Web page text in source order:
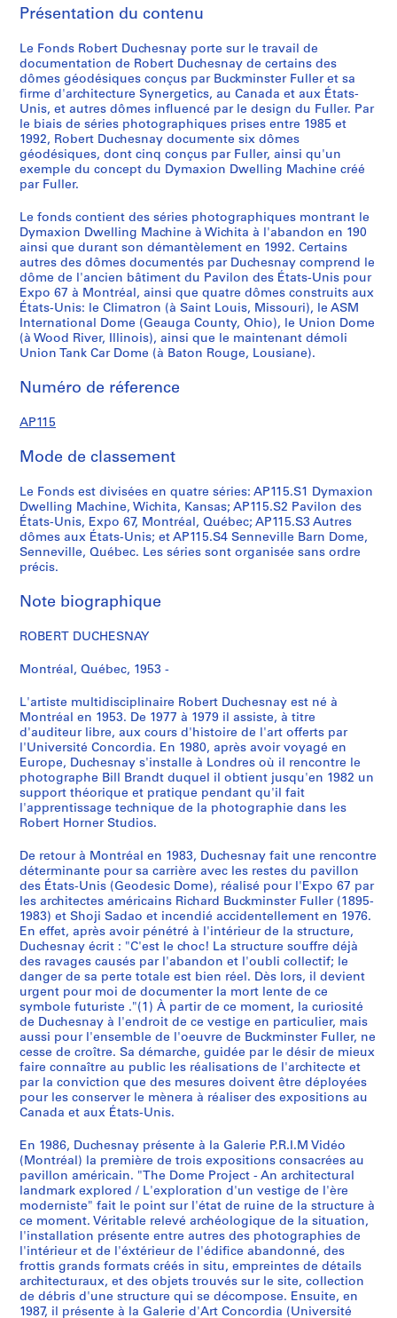
n
,
W
i
c
h
i
t
a
K
a
n
s
a
s
,
1
9
-
9
2
AP115.S1
S
é
i
(
)
:
P
a
v
i
l
l
o
d
e
s
É
t
a
t
s
-
U
n
i
s
,
x
p
o
6
7
,
M
o
n
t
Présentation du contenu
Le Fonds Robert Duchesnay porte sur le travail de
documentation de Robert Duchesnay de certains des
dômes géodésiques conçus par Buckminster Fuller et sa
firme d'architecture Synergetics, au Canada et aux États-
Unis, et autres dômes influencé par le design du Fuller. Par
le biais de séries photographiques prises entre 1985 et
1992, Robert Duchesnay documente six dômes
géodésiques, dont cinq conçus par Fuller, ainsi qu'un
exemple du concept du Dymaxion Dwelling Machine créé
par Fuller.
Le fonds contient des séries photographiques montrant le
Dymaxion Dwelling Machine à Wichita à l'abandon en 190
ainsi que durant son démantèlement en 1992. Certains
autres des dômes documentés par Duchesnay comprend le
dôme de l'ancien bâtiment du Pavilon des États-Unis pour
Expo 67 à Montréal, ainsi que quatre dômes construits aux
États-Unis: le Climatron (à Saint Louis, Missouri), le ASM
International Dome (Geauga County, Ohio), le Union Dome
(à Wood River, Illinois), ainsi que le maintenant démoli
Union Tank Car Dome (à Baton Rouge, Lousiane).
Numéro de réference
AP115
Mode de classement
Le Fonds est divisées en quatre séries: AP115.S1 Dymaxion
Dwelling Machine, Wichita, Kansas; AP115.S2 Pavilon des
États-Unis, Expo 67, Montréal, Québec; AP115.S3 Autres
dômes aux États-Unis; et AP115.S4 Senneville Barn Dome,
Senneville, Québec. Les séries sont organisée sans ordre
précis.
Note biographique
ROBERT DUCHESNAY
Montréal, Québec, 1953 -
L'artiste multidisciplinaire Robert Duchesnay est né à
Montréal en 1953. De 1977 à 1979 il assiste, à titre
d'auditeur libre, aux cours d'histoire de l'art offerts par
l'Université Concordia. En 1980, après avoir voyagé en
Europe, Duchesnay s'installe à Londres où il rencontre le
photographe Bill Brandt duquel il obtient jusqu'en 1982 un
support théorique et pratique pendant qu'il fait
l'apprentissage technique de la photographie dans les
Robert Horner Studios.
De retour à Montréal en 1983, Duchesnay fait une rencontre
déterminante pour sa carrière avec les restes du pavillon
des États-Unis (Geodesic Dome), réalisé pour l'Expo 67 par
les architectes américains Richard Buckminster Fuller (1895-
1983) et Shoji Sadao et incendié accidentellement en 1976.
En effet, après avoir pénétré à l'intérieur de la structure,
Duchesnay écrit : "C'est le choc! La structure souffre déjà
des ravages causés par l'abandon et l'oubli collectif; le
danger de sa perte totale est bien réel. Dès lors, il devient
urgent pour moi de documenter la mort lente de ce
symbole futuriste ."(1) À partir de ce moment, la curiosité
de Duchesnay à l'endroit de ce vestige en particulier, mais
aussi pour l'ensemble de l'oeuvre de Buckminster Fuller, ne
cesse de croître. Sa démarche, guidée par le désir de mieux
faire connaître au public les réalisations de l'architecte et
par la conviction que des mesures doivent être déployées
pour les conserver le mènera à réaliser des expositions au
Canada et aux États-Unis.
En 1986, Duchesnay présente à la Galerie P.R.I.M Vidéo
(Montréal) la première de trois expositions consacrées au
pavillon américain. "The Dome Project - An architectural
landmark explored / L'exploration d'un vestige de l'ère
moderniste" fait le point sur l'état de ruine de la structure à
ce moment. Véritable relevé archéologique de la situation,
l'installation présente entre autres des photographies de
l'intérieur et de l'éxtérieur de l'édifice abandonné, des
frottis grands formats créés in situ, empreintes de détails
architecturaux, et des objets trouvés sur le site, collection
de débris d'une structure qui se décompose. Ensuite, en
1987, il présente à la Galerie d'Art Concordia (Université